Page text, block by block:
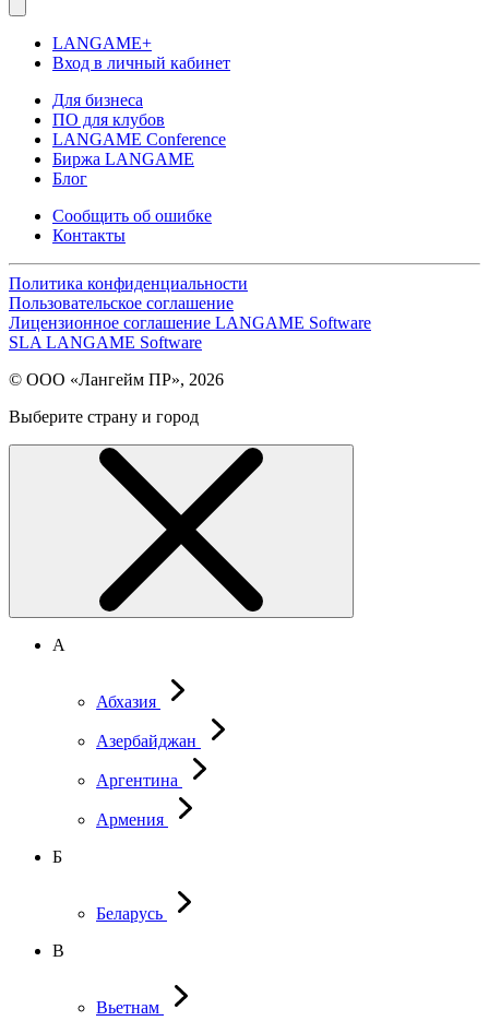
LANGAME+
Вход в личный кабинет
Для бизнеса
ПО для клубов
LANGAME Conference
Биржа LANGAME
Блог
Сообщить об ошибке
Контакты
Политика конфиденциальности
Пользовательское соглашение
Лицензионное соглашение LANGAME Software
SLA LANGAME Software
© ООО «Лангейм ПР», 2026
Выберите страну и город
А
Абхазия
Азербайджан
Аргентина
Армения
Б
Беларусь
В
Вьетнам